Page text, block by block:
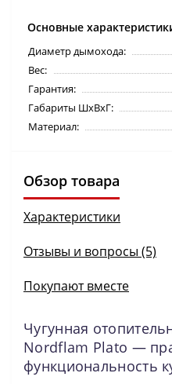
Основные
Диаметр дымохода:
Вес:
Гарантия:
Габариты ШхВхГ:
Материал:
Обзор товара
Характеристики
Отзывы и вопросы (5)
Покупают вместе
Чугунная
Nordflam Plato —
функциональность